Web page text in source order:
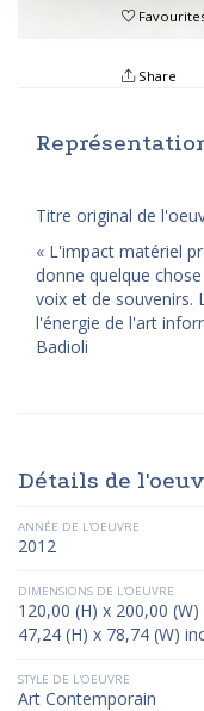
Share
Titre original de
« L'impact matériel
donne quelque
voix et de souvenirs.
l'énergie de l'art
Badioli
Détails de
ANNÉE DE L'OEUVRE
2012
DIMENSIONS DE L'OEUVRE
120,00 (H) x 200,00
47,24 (H) x 78,74 (W)
STYLE DE L'OEUVRE
Art Contemporain